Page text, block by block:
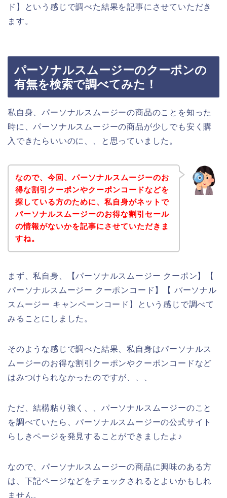
ド】という感じで調べた結果を記事にさせていただき
ます。
パーソナルスムージーのクーポンの
有無を検索で調べてみた！
私自身、パーソナルスムージーの商品のことを知った
時に、パーソナルスムージーの商品が少しでも安く購
入できたらいいのに、、と思っていました。
なので、今回、パーソナルスムージーのお
得な割引クーポンやクーポンコードなどを
探している方のために、私自身がネットで
パーソナルスムージーのお得な割引セール
の情報がないかを記事にさせていただきま
すね。
まず、私自身、【パーソナルスムージー クーポン】【
パーソナルスムージー クーポンコード】【 パーソナル
スムージー キャンペーンコード】という感じで調べて
みることにしました。
そのような感じで調べた結果、私自身はパーソナルス
ムージーのお得な割引クーポンやクーポンコードなど
はみつけられなかったのですが、、、
ただ、結構粘り強く、、パーソナルスムージーのこと
を調べていたら、パーソナルスムージーの公式サイト
らしきページを発見することができましたよ♪
なので、パーソナルスムージーの商品に興味のある方
は、下記ページなどをチェックされるとよいかもしれ
ません。